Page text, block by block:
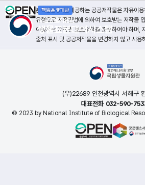
본 누리집에서 제공하는 공공저작물은 자유이
유형으로 저작권법에 의하여 보호받는 저작물
이용자는 저작권 보호정책을 준수하여야 하며,
출처 표시 및 공공저작물을 변경하지 않고 사용
(우)22689 인천광역시 서해구
대표전화 032-590-
© 2023 by National Institute of Biological